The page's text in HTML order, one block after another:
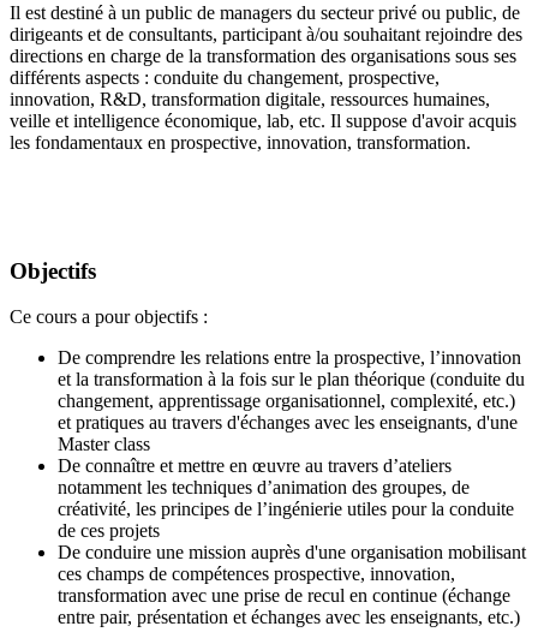
Il est destiné à un public de managers du secteur privé ou public, de
dirigeants et de consultants, participant à/ou souhaitant rejoindre des
directions en charge de la transformation des organisations sous ses
différents aspects : conduite du changement, prospective,
innovation, R&D, transformation digitale, ressources humaines,
veille et intelligence économique, lab, etc. Il suppose d'avoir acquis
les fondamentaux en prospective, innovation, transformation.
Objectifs
Ce cours a pour objectifs :
De comprendre les relations entre la prospective, l’innovation
et la transformation à la fois sur le plan théorique (conduite du
changement, apprentissage organisationnel, complexité, etc.)
et pratiques au travers d'échanges avec les enseignants, d'une
Master class
De connaître et mettre en œuvre au travers d’ateliers
notamment les techniques d’animation des groupes, de
créativité, les principes de l’ingénierie utiles pour la conduite
de ces projets
De conduire une mission auprès d'une organisation mobilisant
ces champs de compétences prospective, innovation,
transformation avec une prise de recul en continue (échange
entre pair, présentation et échanges avec les enseignants, etc.)